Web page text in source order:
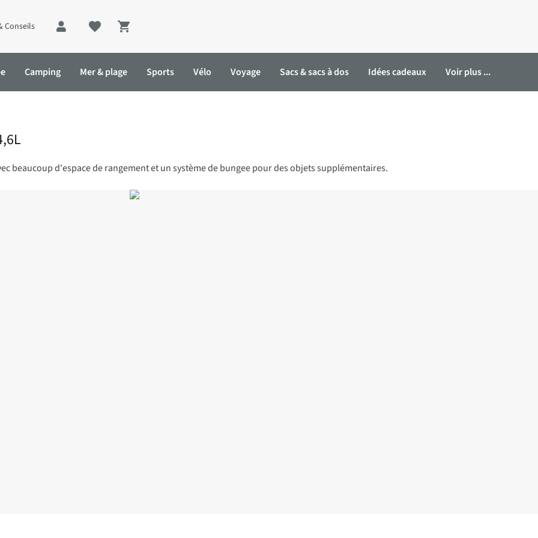
Conseils
Shopping cart
Camping Mer & plage Sports Vélo Voyage Sacs & sacs à dos Idées cadeaux Voir plus ...
beaucoup d'espace de rangement et un système de bungee pour des objets supplémentaires.